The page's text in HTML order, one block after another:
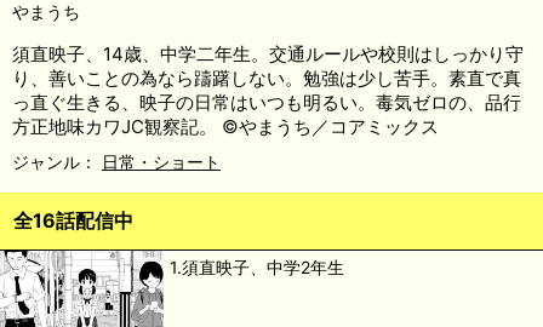
やまうち
須直映子、14歳、中学二年生。交通ルールや校則はしっかり守
り、善いことの為なら躊躇しない。勉強は少し苦手。素直で真
っ直ぐ生きる、映子の日常はいつも明るい。毒気ゼロの、品行
方正地味カワJC観察記。 ©やまうち／コアミックス
ジャンル： 日常・ショート
全16話配信中
1.須直映子、中学2年生